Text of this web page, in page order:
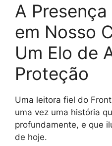
A
em Nosso
Um Elo de
Proteção
Uma leitora fiel do
uma vez uma história
profundamente, e que
de hoje.